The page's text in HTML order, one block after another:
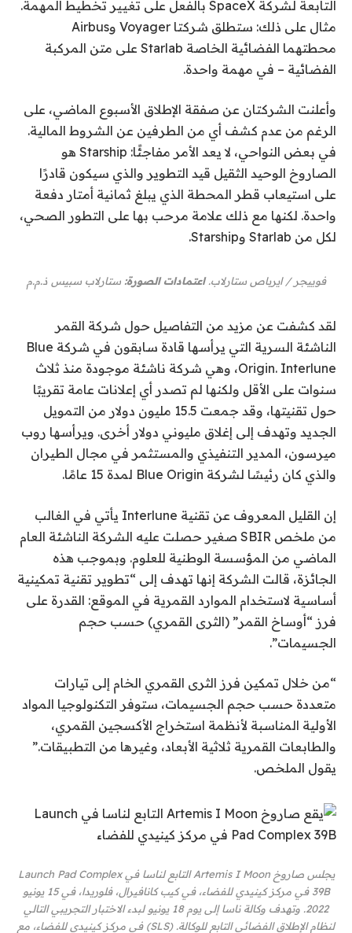
التابعة لشركة SpaceX بالفعل على تغيير تخطيط المهمة.
مثال على ذلك: ستطلق شركتا Voyager وAirbus
محطتهما الفضائية الخاصة Starlab على متن المركبة
الفضائية – في مهمة واحدة.
وأعلنت الشركتان عن صفقة الإطلاق الأسبوع الماضي، على
الرغم من عدم كشف أي من الطرفين عن الشروط المالية.
في بعض النواحي، لا يعد الأمر مفاجئًا: Starship هو
الصاروخ الوحيد الثقيل قيد التطوير والذي سيكون قادرًا
على استيعاب قطر المحطة الذي يبلغ ثمانية أمتار دفعة
واحدة. لكنها مع ذلك علامة مرحب بها على التطور الصحي،
لكل من Starlab وStarship.
فوييجر / ايرباص ستارلاب.اعتمادات الصورة:ستارلاب سبيس ذ.م.م
لقد كشفت عن مزيد من التفاصيل حول شركة القمر
الناشئة السرية التي يرأسها قادة سابقون في شركة Blue
Origin. Interlune
، وهي شركة ناشئة موجودة منذ ثلاث
سنوات على الأقل ولكنها لم تصدر أي إعلانات عامة تقريبًا
حول تقنيتها، وقد جمعت 15.5 مليون دولار من التمويل
الجديد وتهدف إلى إغلاق مليوني دولار أخرى. ويرأسها روب
ميرسون، المدير التنفيذي والمستثمر في مجال الطيران
والذي كان رئيسًا لشركة Blue Origin لمدة 15 عامًا.
إن القليل المعروف عن تقنية Interlune يأتي في الغالب
من ملخص SBIR صغير حصلت عليه الشركة الناشئة العام
الماضي من المؤسسة الوطنية للعلوم. وبموجب هذه
الجائزة، قالت الشركة إنها تهدف إلى “تطوير تقنية تمكينية
أساسية لاستخدام الموارد القمرية في الموقع: القدرة على
فرز “أوساخ القمر” (الثرى القمري) حسب حجم
الجسيمات”.
“من خلال تمكين فرز الثرى القمري الخام إلى تيارات
متعددة حسب حجم الجسيمات، ستوفر التكنولوجيا المواد
الأولية المناسبة لأنظمة استخراج الأكسجين القمري،
والطابعات القمرية ثلاثية الأبعاد، وغيرها من التطبيقات.”
يقول الملخص.
يجلس صاروخ Artemis I Moon التابع لناسا في Launch Pad Complex
39B في مركز كينيدي للفضاء، في كيب كانافيرال، فلوريدا، في 15 يونيو
2022. وتهدف وكالة ناسا إلى يوم 18 يونيو لبدء الاختبار التجريبي التالي
لنظام الإطلاق الفضائي التابع للوكالة. (SLS) في مركز كينيدي للفضاء، مع